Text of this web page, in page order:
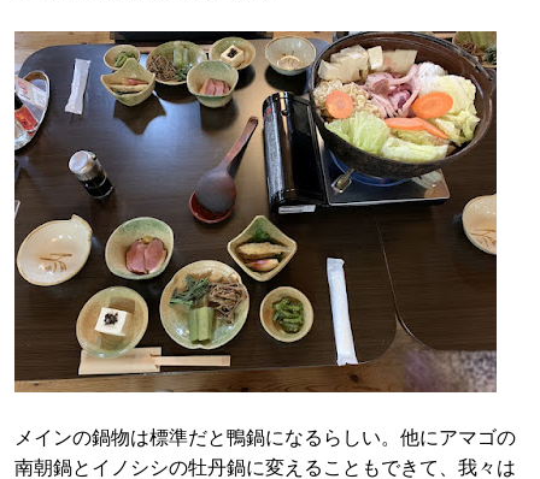
メインの鍋物は標準だと鴨鍋になるらしい。他にアマゴの
南朝鍋とイノシシの牡丹鍋に変えることもできて、我々は